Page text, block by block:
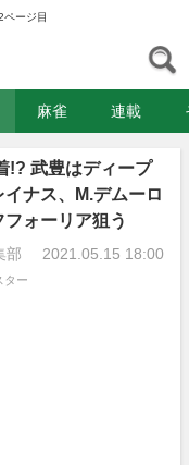
ページ目
麻雀 連載
!? 武豊はディープ
ナス、M.デムーロ
ォーリア狙う
部 2021.05.15 18:00
ター